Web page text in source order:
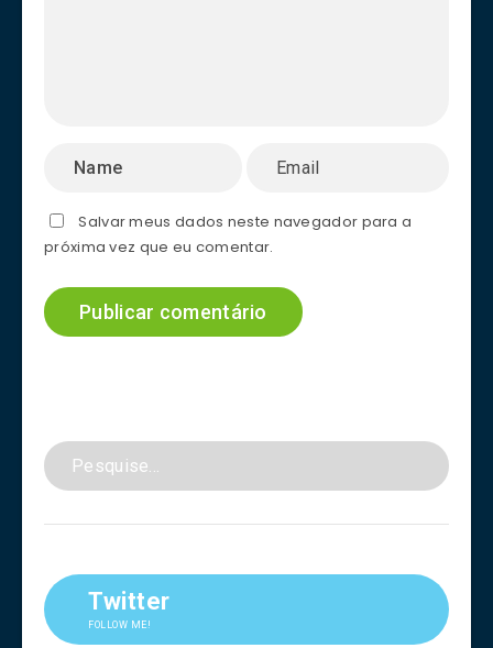
Salvar meus dados neste navegador para a
próxima vez que eu comentar.
Twitter
FOLLOW ME!